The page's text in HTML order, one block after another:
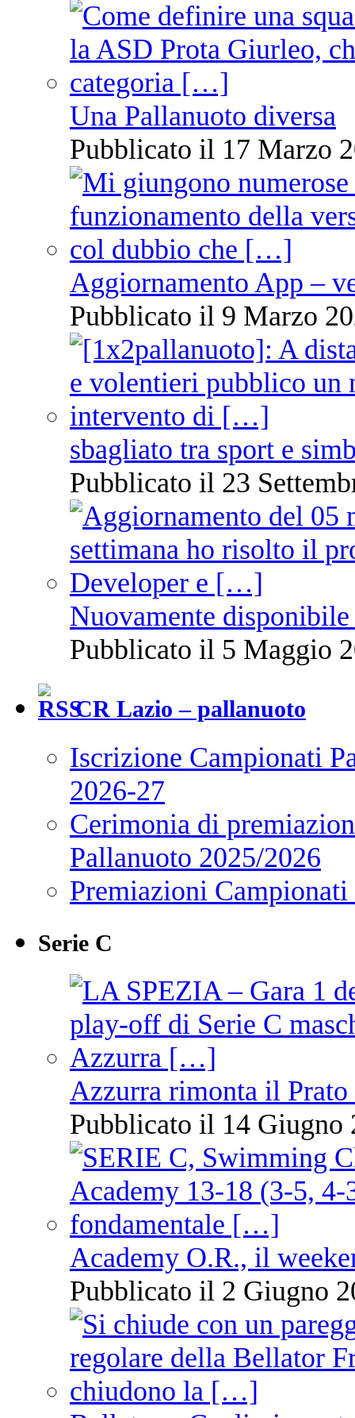
Una Pallanuoto diversa
Pubblicato il 17 Marzo
Aggiornamento App –
Pubblicato il 9 Marzo
sbagliato tra sport e
Pubblicato il 23
Nuovamente
Pubblicato il 5 Maggio
CR Lazio – pallanuoto
Iscrizione Campionati
2026-27
Cerimonia di
Pallanuoto 2025/2026
Premiazioni
Serie C
Azzurra rimonta il Prato
Pubblicato il 14 Giugno
Academy O.R., il
Pubblicato il 2 Giugno